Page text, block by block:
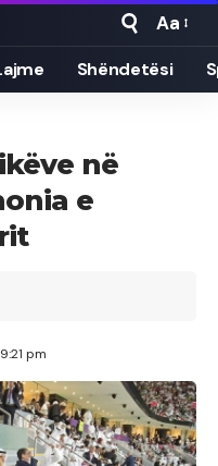
Font
Resizer
Aa
Shëndetësi
në
e
pm